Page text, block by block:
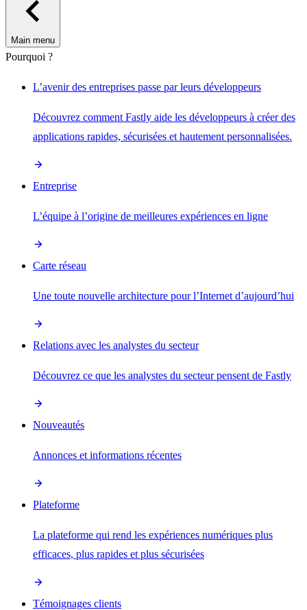
Main menu
Pourquoi ?
L’avenir des entreprises passe par leurs développeurs
Découvrez comment Fastly aide les développeurs à créer des
applications rapides, sécurisées et hautement personnalisées.
Entreprise
L’équipe à l’origine de meilleures expériences en ligne
Carte réseau
Une toute nouvelle architecture pour l’Internet d’aujourd’hui
Relations avec les analystes du secteur
Découvrez ce que les analystes du secteur pensent de Fastly
Nouveautés
Annonces et informations récentes
Plateforme
La plateforme qui rend les expériences numériques plus
efficaces, plus rapides et plus sécurisées
Témoignages clients